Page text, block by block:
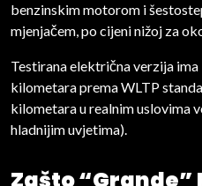
benzinskim motorom i
mjenjačem, po cijeni nižoj za
Testirana električna verzija
kilometara prema WLTP
kilometara u realnim uslovima
hladnijim uvjetima).